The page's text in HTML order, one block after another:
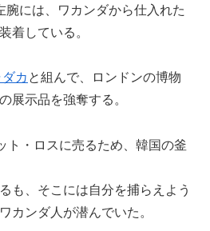
腕には、ワカンダから仕入れた
着している。
カ と組んで、ロンドンの博物
展示品を強奪する。
ト・ロスに売るため、韓国の釜
も、そこには自分を捕らえよう
カンダ人が潜んでいた。